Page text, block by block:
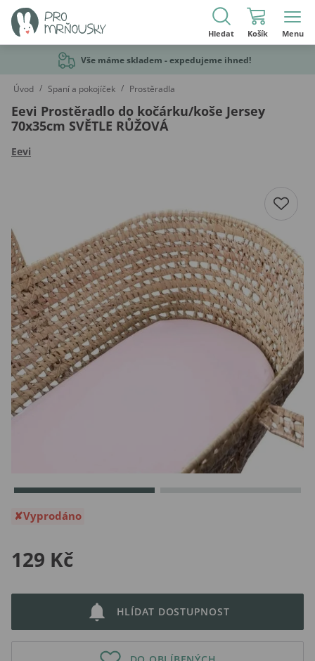
Hledat Košík Menu
Vše máme skladem - expedujeme ihned!
Úvod / Spaní a pokojíček / Prostěradla
Eevi Prostěradlo do kočárku/koše Jersey
70x35cm SVĚTLE RŮŽOVÁ
Eevi
Vyprodáno
129 Kč
HLÍDAT DOSTUPNOST